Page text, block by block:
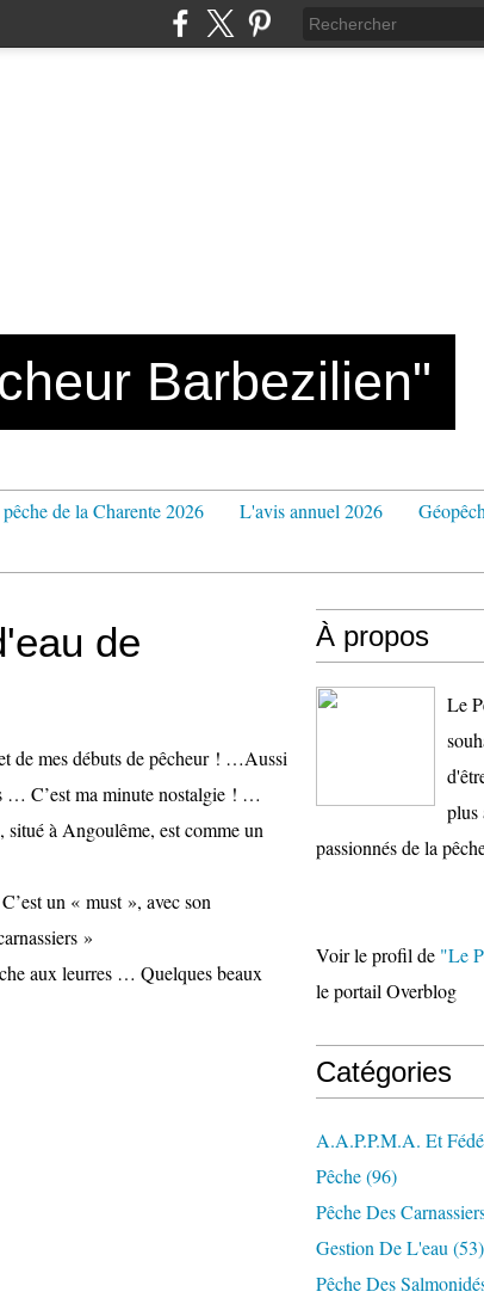
Barbezilien"
de la Charente 2026 L'avis annuel 2026
de
de mes débuts de pêcheur ! …Aussi
… C’est ma minute nostalgie ! …
à Angoulême, est comme un
un « must », avec son
»
aux leurres … Quelques beaux
À propos
Le
plus
passionnés de la
Voir le profil de "Le
le portail Overblog
Catégories
A.a.p.p.m.a. Et
Pêche(96)
Pêche Des
Gestion De L'eau (53)
Pêche Des